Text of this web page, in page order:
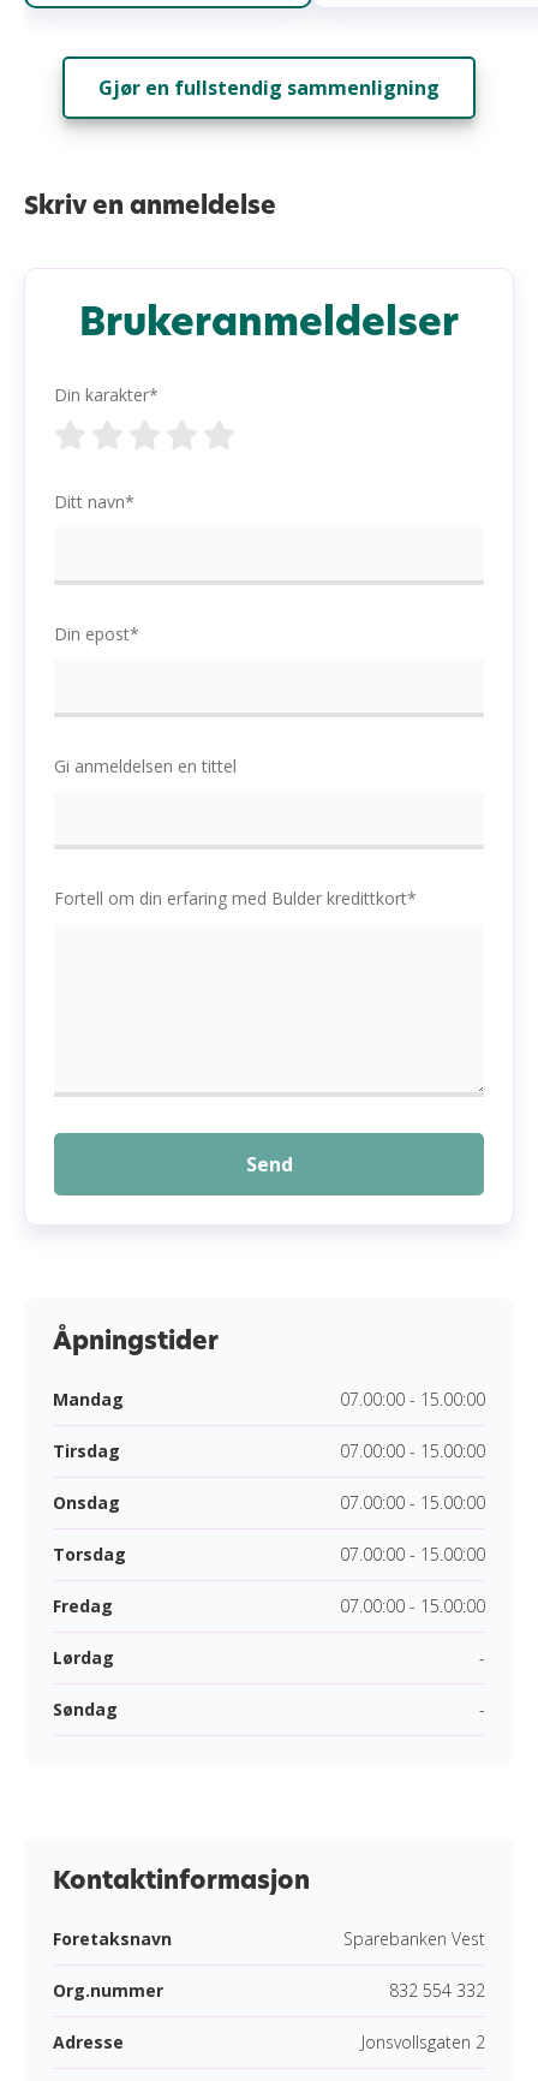
Gjør en fullstendig sammenligning
Skriv en anmeldelse
Brukeranmeldelser
Din karakter*
Ditt navn*
Din epost*
Gi anmeldelsen en tittel
Fortell om din erfaring med Bulder kredittkort*
Send
Åpningstider
Mandag 07.00:00 - 15.00:00
Tirsdag 07.00:00 - 15.00:00
Onsdag 07.00:00 - 15.00:00
Torsdag 07.00:00 - 15.00:00
Fredag 07.00:00 - 15.00:00
Lørdag -
Søndag -
Kontaktinformasjon
Foretaksnavn Sparebanken Vest
Org.nummer 832 554 332
Adresse Jonsvollsgaten 2